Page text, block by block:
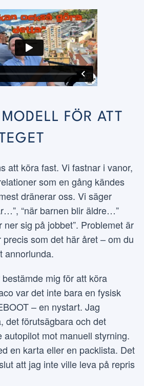
FÖR ATT
att köra fast. Vi fastnar i vanor,
som en gång kändes
dränerar oss. Vi säger
“när barnen blir äldre…”
ner sig på jobbet”. Problemet är
som det här året – om du
annorlunda.
mig för att köra
var det inte bara en fysisk
– en nystart. Jag
det förutsägbara och det
autopilot mot manuell styrning.
en karta eller en packlista. Det
att jag inte ville leva på repris